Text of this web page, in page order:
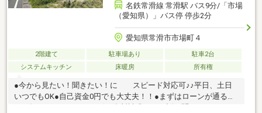
名鉄常滑線 常滑駅 バス9分/「市場
（愛知県）」バス停 停歩2分
愛知県常滑市市場町４
2階建て 駐車場あり
駐車2台
システムキッチン
床暖房 所有権
●今から見たい！聞きたい！に スピード対応可♪♪平日、土日
いつでもOK●自己資金0円でも大丈夫！！●まずはローンが通る
か、知りたいだけでもOK☆●資料請求だけ、話を聞くだけでも